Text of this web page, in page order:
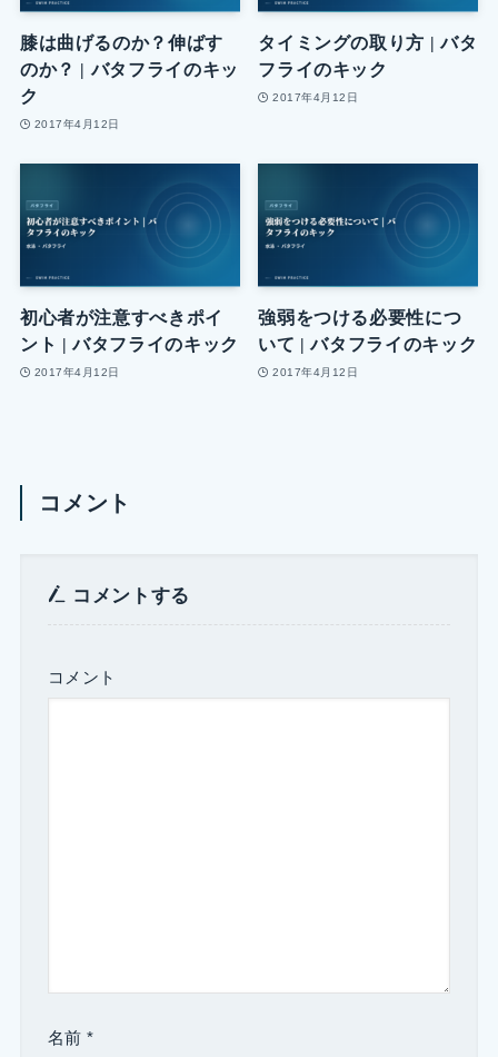
膝は曲げるのか？伸ばす
のか？ | バタフライのキッ
ク
2017年4月12日
タイミングの取り方 | バタ
フライのキック
2017年4月12日
初心者が注意すべきポイ
ント | バタフライのキック
2017年4月12日
強弱をつける必要性につ
いて | バタフライのキック
2017年4月12日
コメント
コメントする
コメント
名前*